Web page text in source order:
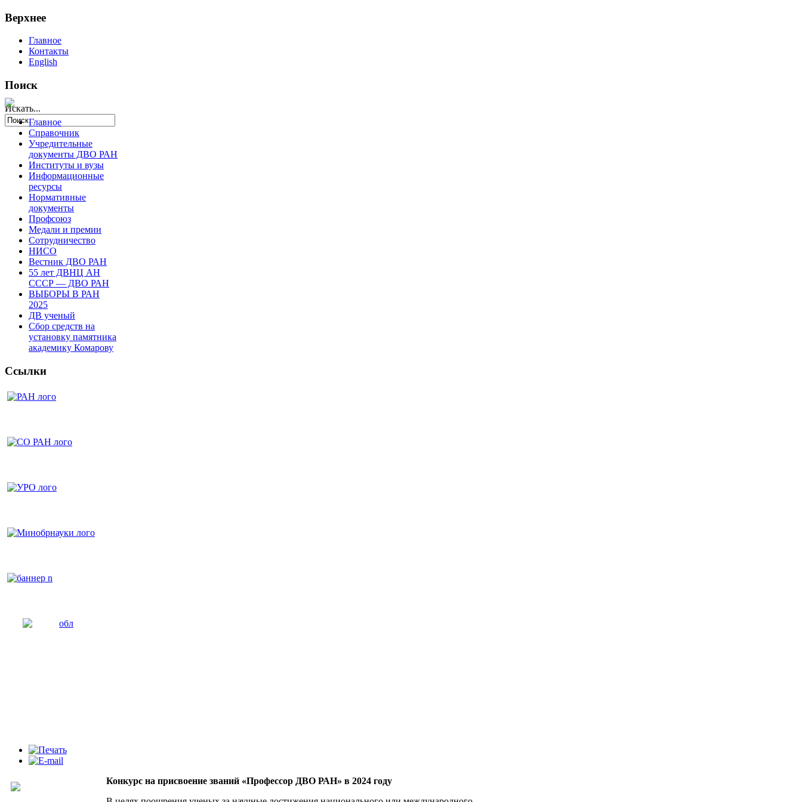
Верхнее
Главное
Контакты
English
Поиск
Искать...
Главное
Справочник
Учредительные
документы ДВО РАН
Институты и вузы
Информационные
ресурсы
Нормативные
документы
Профсоюз
Медали и премии
Сотрудничество
НИСО
Вестник ДВО РАН
55 лет ДВНЦ АН
СССР — ДВО РАН
ВЫБОРЫ В РАН
2025
ДВ ученый
Сбор средств на
установку памятника
академику Комарову
Ссылки
Конкурс на присвоение званий «Профессор ДВО РАН» в 2024 году